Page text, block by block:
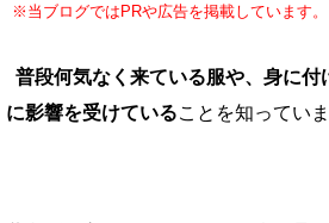
※当ブログではPRや広告を掲載しています。
普段何気なく来ている服や、身に付
に影響を受けていることを知ってい